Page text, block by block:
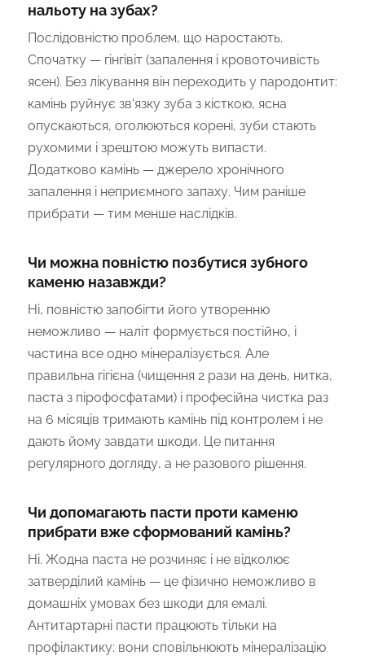
нальоту на зубах?
Послідовністю проблем, що наростають.
Спочатку — гінгівіт (запалення і кровоточивість
ясен). Без лікування він переходить у пародонтит:
камінь руйнує зв'язку зуба з кісткою, ясна
опускаються, оголюються корені, зуби стають
рухомими і зрештою можуть випасти.
Додатково камінь — джерело хронічного
запалення і неприємного запаху. Чим раніше
прибрати — тим менше наслідків.
Чи можна повністю позбутися зубного
каменю назавжди?
Ні, повністю запобігти його утворенню
неможливо — наліт формується постійно, і
частина все одно мінералізується. Але
правильна гігієна (чищення 2 рази на день, нитка,
паста з пірофосфатами) і професійна чистка раз
на 6 місяців тримають камінь під контролем і не
дають йому завдати шкоди. Це питання
регулярного догляду, а не разового рішення.
Чи допомагають пасти проти каменю
прибрати вже сформований камінь?
Ні. Жодна паста не розчиняє і не відколює
затверділий камінь — це фізично неможливо в
домашніх умовах без шкоди для емалі.
Антитартарні пасти працюють тільки на
профілактику: вони сповільнюють мінералізацію